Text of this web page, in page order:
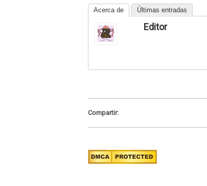
Acerca de Últimas entradas
Editor
Compartir: